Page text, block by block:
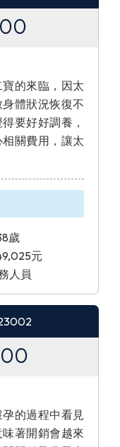
的來臨，因太
體狀況恢復不
要好好調養，
關費用，讓太
歲
元
人員
的過程中看見
著開銷會越來